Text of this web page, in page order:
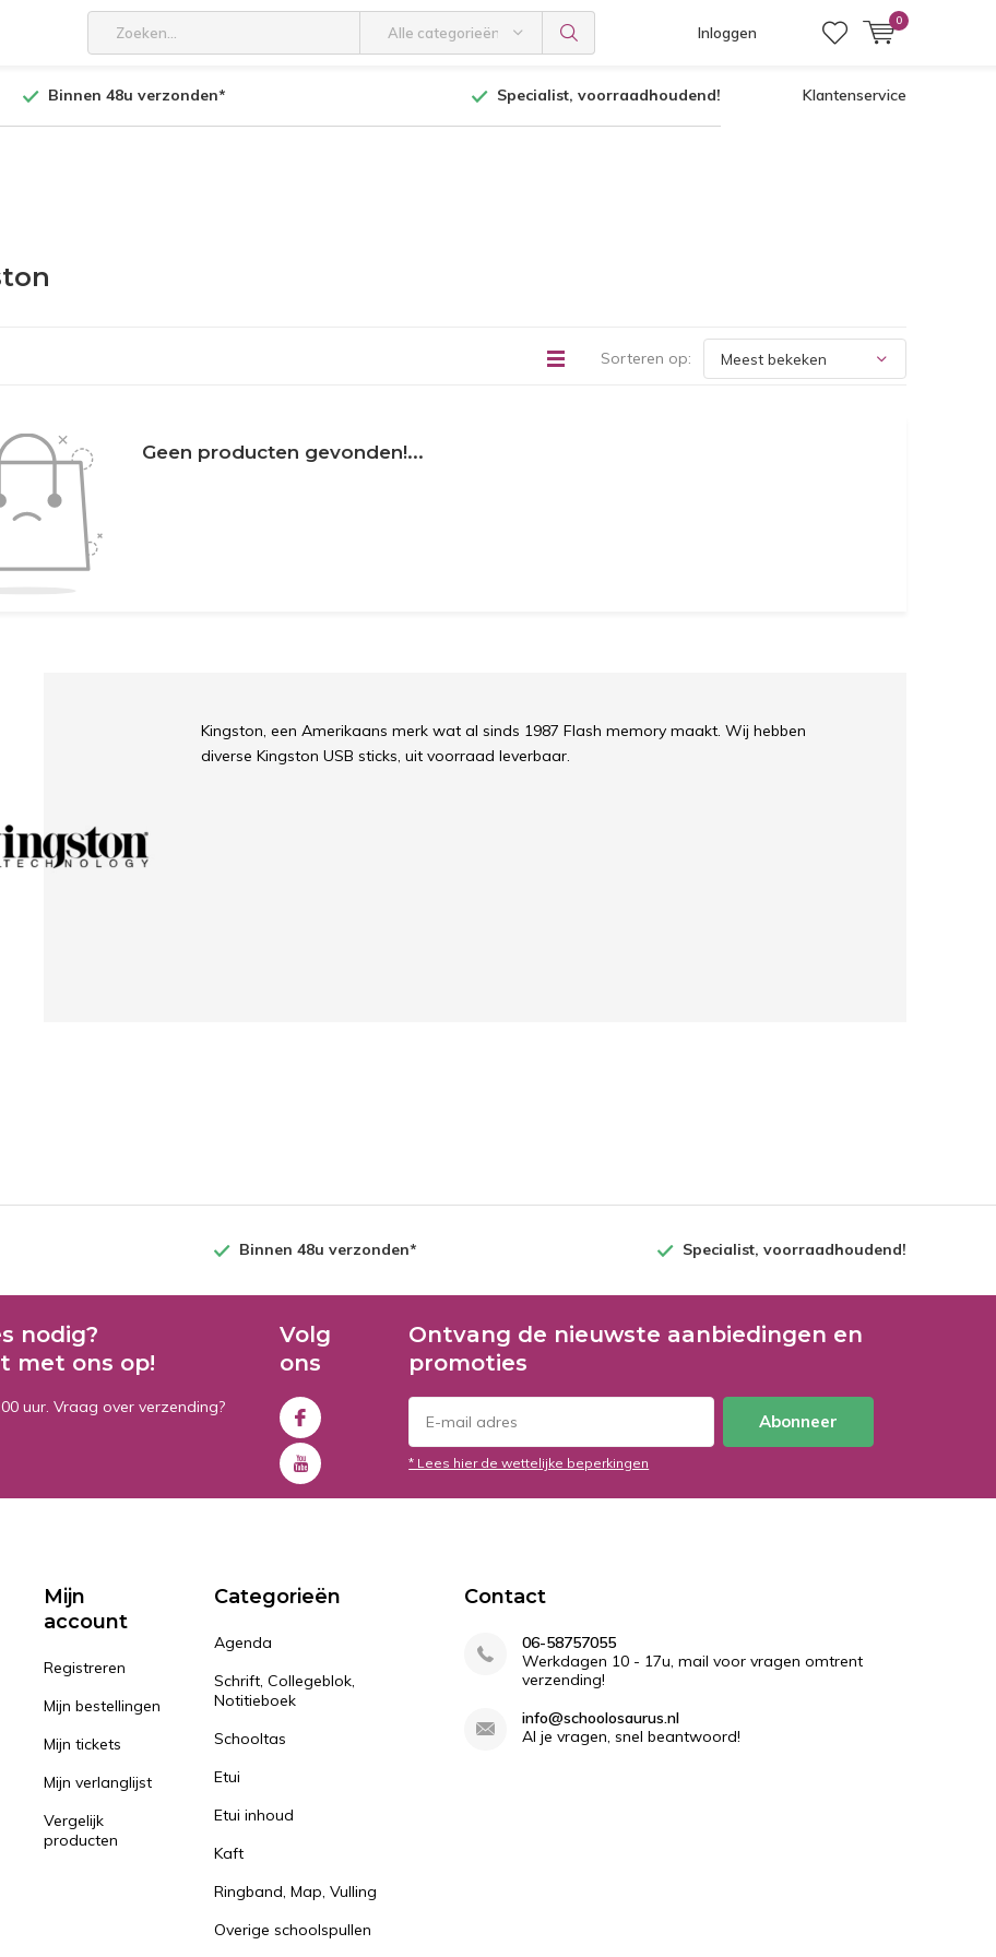
Alle categorieën Inloggen
0
Binnen 48u verzonden* Specialist, voorraadhoudend! Klantenservice
Sorteren op:
Geen producten gevonden!...
Kingston, een Amerikaans merk wat al sinds 1987 Flash memory maakt. Wij hebben
diverse Kingston USB sticks, uit voorraad leverbaar.
Binnen 48u verzonden* Specialist, voorraadhoudend!
nodig?
met ons op!
uur. Vraag over verzending?
Volg
ons
Ontvang de nieuwste aanbiedingen en
promoties
Abonneer
* Lees hier de wettelijke beperkingen
Mijn
account
Registreren
Mijn bestellingen
Mijn tickets
Mijn verlanglijst
Vergelijk
producten
Categorieën
Agenda
Schrift, Collegeblok,
Notitieboek
Schooltas
Etui
Etui inhoud
Kaft
Ringband, Map, Vulling
Overige schoolspullen
Contact
06-58757055
Werkdagen 10 - 17u, mail voor vragen omtrent
verzending!
info@schoolosaurus.nl
Al je vragen, snel beantwoord!